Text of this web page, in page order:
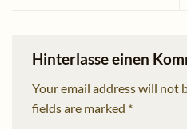
Hinterlasse einen
Your email address will not
fields are marked *